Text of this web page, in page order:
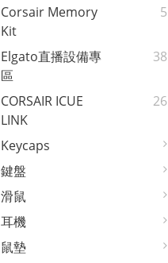
Corsair Memory
Kit
5
Elgato直播設備專
區
38
CORSAIR ICUE
LINK
26
Keycaps
鍵盤
滑鼠
耳機
鼠墊